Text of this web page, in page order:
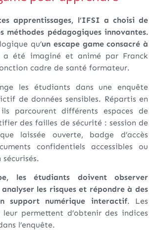
apprentissages, l’IFSI a choisi de
méthodes pédagogiques innovantes.
qu’un escape game consacré à
a été imaginé et animé par Franck
cadre de santé formateur.
les étudiants dans une enquête
de données sensibles. Répartis en
parcourent différents espaces de
des failles de sécurité : session de
laissée ouverte, badge d’accès
confidentiels accessibles ou
les étudiants doivent observer
analyser les risques et répondre à des
support numérique interactif. Les
leur permettent d’obtenir des indices
l’enquête.